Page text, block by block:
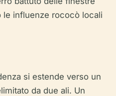
le influenze rococò locali
si estende verso un
da due ali. Un